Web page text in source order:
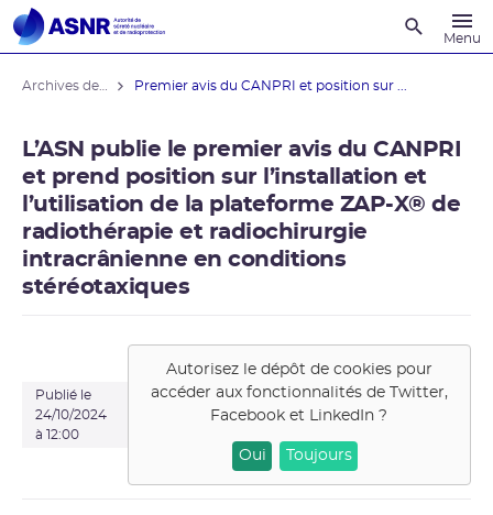
Menu
Premier avis du CANPRI et position sur ...
L’ASN publie le premier avis du CANPRI
et prend position sur l’installation et
l’utilisation de la plateforme ZAP-X® de
radiothérapie et radiochirurgie
intracrânienne en conditions
stéréotaxiques
Publié le
24/10/2024
à 12:00
Autorisez le dépôt de cookies pour
accéder aux fonctionnalités de Twitter,
Facebook et LinkedIn ?
Oui Toujours